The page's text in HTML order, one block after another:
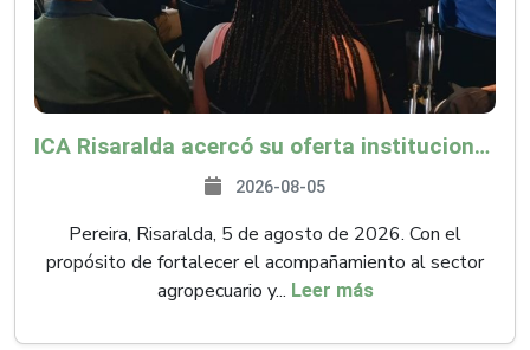
ICA Risaralda acercó su oferta institucional a productores y emprendedores en Expocamello
2026-08-05
Pereira, Risaralda, 5 de agosto de 2026. Con el
propósito de fortalecer el acompañamiento al sector
agropecuario y... Leer más